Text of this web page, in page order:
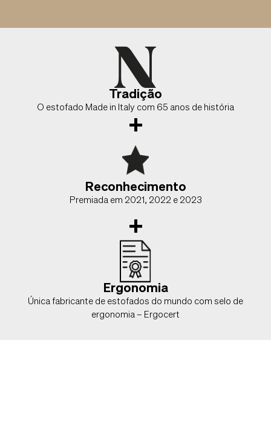
Tradição
O estofado Made in Italy com 65 anos de história
+
Reconhecimento
Premiada em 2021, 2022 e 2023
+
Ergonomia
Única fabricante de estofados do mundo com selo de
ergonomia – Ergocert